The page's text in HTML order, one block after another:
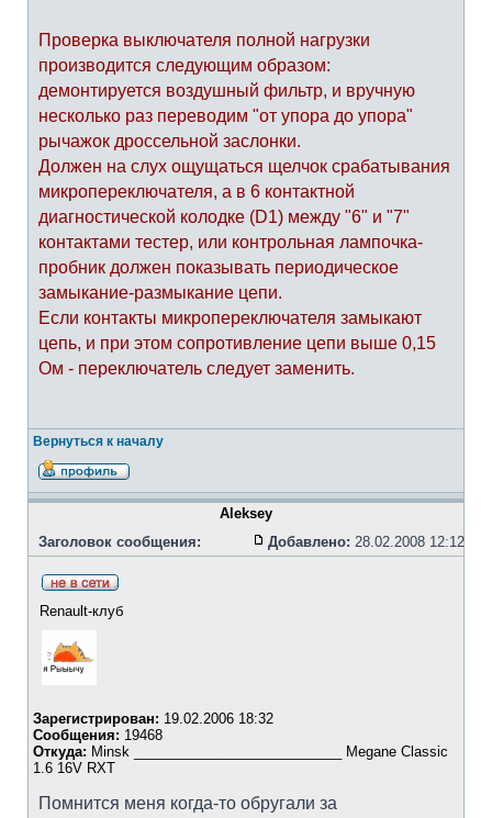
Проверка выключателя полной нагрузки
производится следующим образом:
демонтируется воздушный фильтр, и вручную
несколько раз переводим "от упора до упора"
рычажок дроссельной заслонки.
Должен на слух ощущаться щелчок срабатывания
микропереключателя, а в 6 контактной
диагностической колодке (D1) между "6" и "7"
контактами тестер, или контрольная лампочка-
пробник должен показывать периодическое
замыкание-размыкание цепи.
Если контакты микропереключателя замыкают
цепь, и при этом сопротивление цепи выше 0,15
Ом - переключатель следует заменить.
Вернуться к началу
Aleksey
Заголовок сообщения:
Добавлено: 28.02.2008 12:12
Renault-клуб
Зарегистрирован: 19.02.2006 18:32
Сообщения: 19468
Откуда: Minsk ___________________________ Megane Classic
1.6 16V RXT
Помнится меня когда-то обругали за